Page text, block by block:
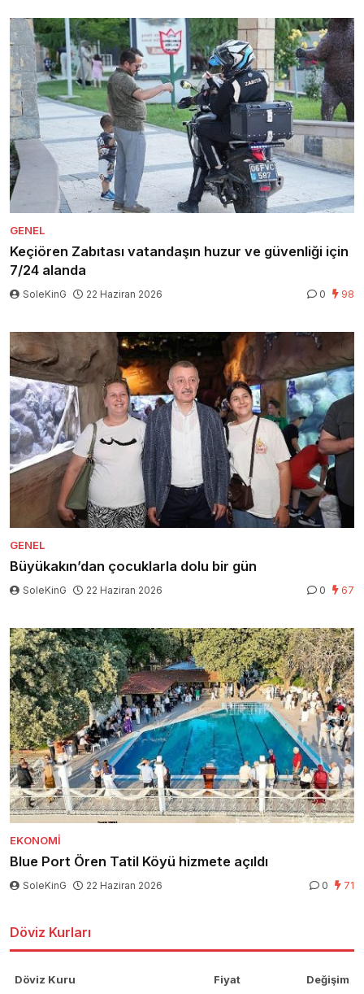
GENEL
Keçiören Zabıtası vatandaşın huzur ve güvenliği için
7/24 alanda
SoleKinG 22 Haziran 2026 0 98
GENEL
Büyükakın’dan çocuklarla dolu bir gün
SoleKinG 22 Haziran 2026 0 67
EKONOMI
Blue Port Ören Tatil Köyü hizmete açıldı
SoleKinG 22 Haziran 2026 0 71
Döviz Kurları
Döviz Kuru Fiyat Değişim